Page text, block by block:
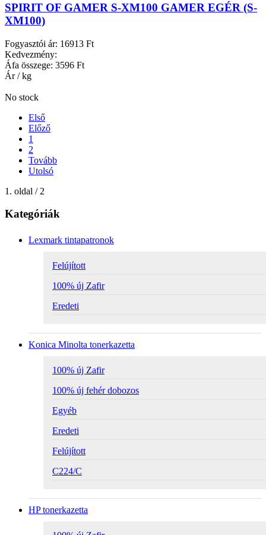
SPIRIT OF GAMER S-XM100 GAMER EGÉR (S-
XM100)
Fogyasztói ár: 16913 Ft
Kedvezmény:
Áfa összege: 3596 Ft
Ár / kg
No stock
Első
Előző
1
2
Tovább
Utolsó
1. oldal / 2
Kategóriák
Lexmark tintapatronok
Felújított
100% új Zafir
Eredeti
Konica Minolta tonerkazetta
100% új Zafir
100% új fehér dobozos
Egyéb
Eredeti
Felújított
C224/C
HP tonerkazetta